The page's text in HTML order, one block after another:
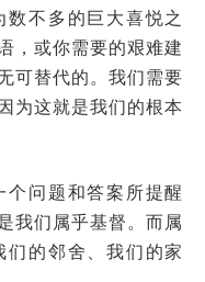
不多的巨大喜悦之
，或你需要的艰难建
可替代的。我们需要
为这就是我们的根本
问题和答案所提醒
我们属乎基督。而属
的邻舍、我们的家